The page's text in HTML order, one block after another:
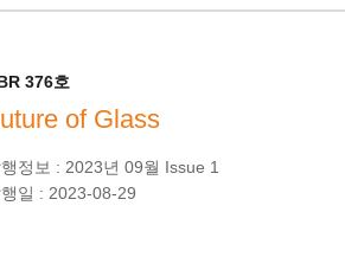
376호
of Glass
정보 : 2023년 09월 Issue 1
일 : 2023-08-29